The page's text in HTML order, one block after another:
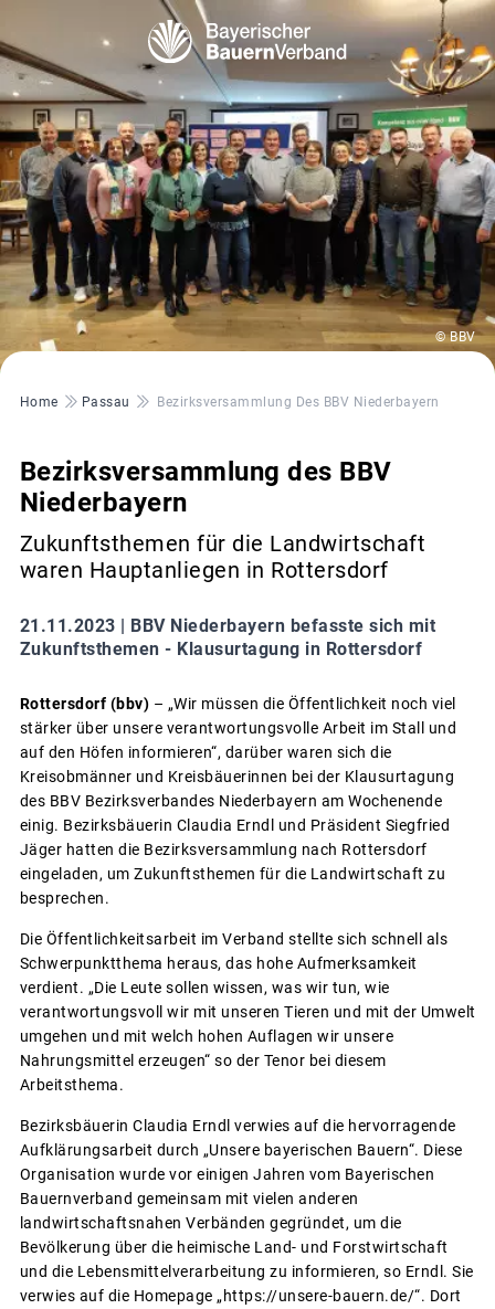
© BBV
Pfadnavigation
Home Passau Bezirksversammlung Des BBV Niederbayern
Bezirksversammlung des BBV
Niederbayern
Zukunftsthemen für die Landwirtschaft
waren Hauptanliegen in Rottersdorf
21.11.2023 | BBV Niederbayern befasste sich mit
Zukunftsthemen - Klausurtagung in Rottersdorf
Rottersdorf (bbv) – „Wir müssen die Öffentlichkeit noch viel
stärker über unsere verantwortungsvolle Arbeit im Stall und
auf den Höfen informieren“, darüber waren sich die
Kreisobmänner und Kreisbäuerinnen bei der Klausurtagung
des BBV Bezirksverbandes Niederbayern am Wochenende
einig. Bezirksbäuerin Claudia Erndl und Präsident Siegfried
Jäger hatten die Bezirksversammlung nach Rottersdorf
eingeladen, um Zukunftsthemen für die Landwirtschaft zu
besprechen.
Die Öffentlichkeitsarbeit im Verband stellte sich schnell als
Schwerpunktthema heraus, das hohe Aufmerksamkeit
verdient. „Die Leute sollen wissen, was wir tun, wie
verantwortungsvoll wir mit unseren Tieren und mit der Umwelt
umgehen und mit welch hohen Auflagen wir unsere
Nahrungsmittel erzeugen“ so der Tenor bei diesem
Arbeitsthema.
Bezirksbäuerin Claudia Erndl verwies auf die hervorragende
Aufklärungsarbeit durch „Unsere bayerischen Bauern“. Diese
Organisation wurde vor einigen Jahren vom Bayerischen
Bauernverband gemeinsam mit vielen anderen
landwirtschaftsnahen Verbänden gegründet, um die
Bevölkerung über die heimische Land- und Forstwirtschaft
und die Lebensmittelverarbeitung zu informieren, so Erndl. Sie
verwies auf die Homepage „https://unsere-bauern.de/“. Dort